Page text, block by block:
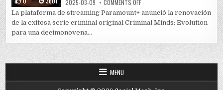
2025-03-09 COMMENTS OFFON “CRIMINAL MINDS:
La plataforma de streaming Paramount+ anunció la renovación
de la exitosa serie criminal original Criminal Minds: Evolution
para una decimonovena...
MENU